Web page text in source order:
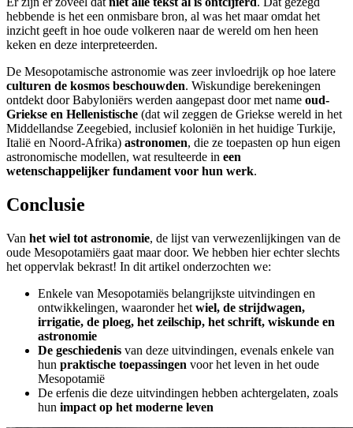
hebbende is het een onmisbare bron, al was het maar omdat het
inzicht geeft in hoe oude volkeren naar de wereld om hen heen
keken en deze interpreteerden.
De Mesopotamische astronomie was zeer invloedrijk op hoe latere
culturen de kosmos beschouwden. Wiskundige berekeningen
ontdekt door Babyloniërs werden aangepast door met name oud-
Griekse en Hellenistische (dat wil zeggen de Griekse wereld in het
Middellandse Zeegebied, inclusief koloniën in het huidige Turkije,
Italië en Noord-Afrika) astronomen, die ze toepasten op hun eigen
astronomische modellen, wat resulteerde in een
wetenschappelijker fundament voor hun werk.
Conclusie
Van het wiel tot astronomie, de lijst van verwezenlijkingen van de
oude Mesopotamiërs gaat maar door. We hebben hier echter slechts
het oppervlak bekrast! In dit artikel onderzochten we:
Enkele van Mesopotamiës belangrijkste uitvindingen en
ontwikkelingen, waaronder het wiel, de strijdwagen,
irrigatie, de ploeg, het zeilschip, het schrift, wiskunde en
astronomie
De geschiedenis van deze uitvindingen, evenals enkele van
hun praktische toepassingen voor het leven in het oude
Mesopotamië
De erfenis die deze uitvindingen hebben achtergelaten, zoals
hun impact op het moderne leven